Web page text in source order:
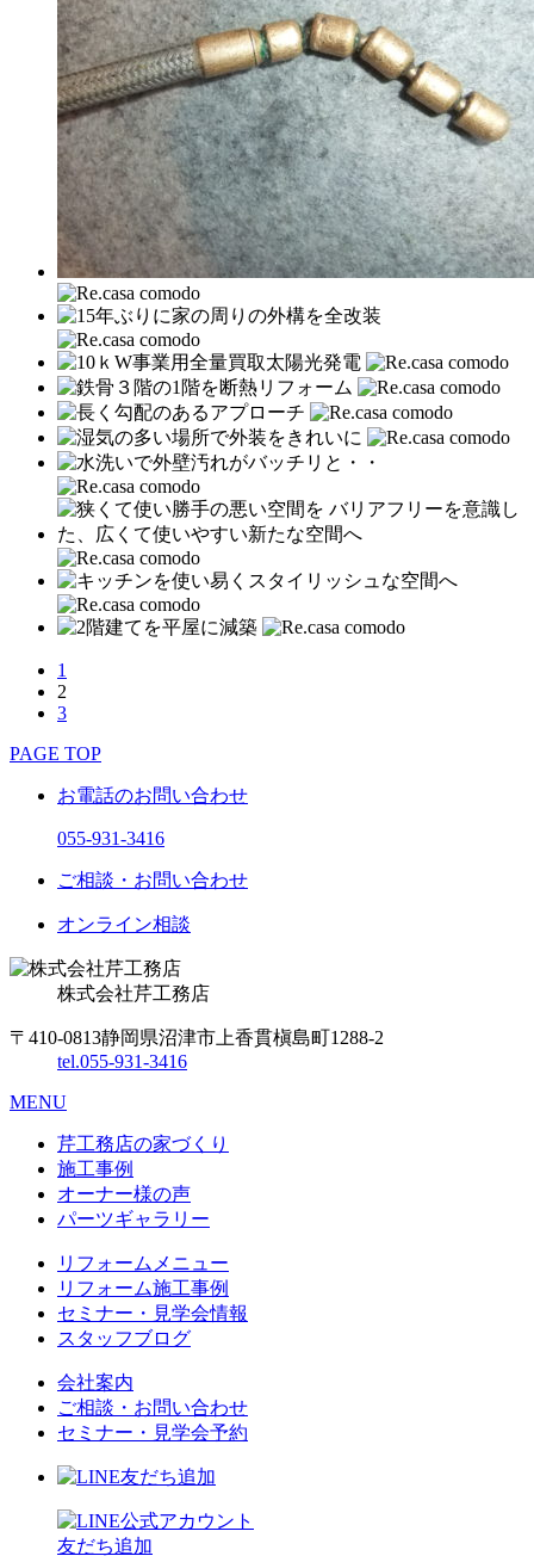
1
2
3
PAGE TOP
お電話のお問い合わせ
055-931-3416
ご相談・お問い合わせ
オンライン相談
株式会社芹工務店
〒410-0813静岡県沼津市上香貫槇島町1288-2
tel.055-931-3416
MENU
芹工務店の家づくり
施工事例
オーナー様の声
パーツギャラリー
リフォームメニュー
リフォーム施工事例
セミナー・見学会情報
スタッフブログ
会社案内
ご相談・お問い合わせ
セミナー・見学会予約
友だち追加